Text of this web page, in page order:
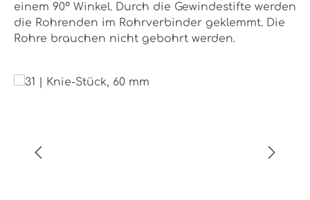
einem 90° Winkel. Durch die Gewindestifte werden
die Rohrenden im Rohrverbinder geklemmt. Die
Rohre brauchen nicht gebohrt werden.
Bildergalerie überspringen